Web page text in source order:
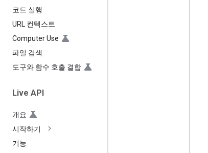
코드 실행
URL 컨텍스트
Computer Use
파일 검색
도구와 함수 호출 결합
Live API
개요
시작하기
기능